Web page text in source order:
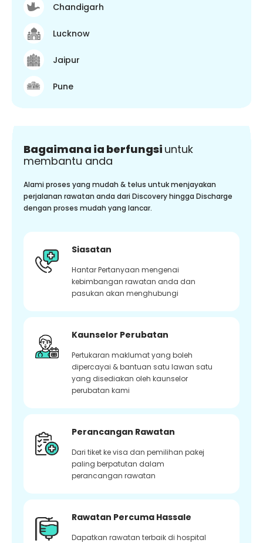
Chandigarh
Lucknow
Jaipur
Pune
Bagaimana ia berfungsi untuk
membantu anda
Alami proses yang mudah & telus untuk menjayakan
perjalanan rawatan anda dari Discovery hingga Discharge
dengan proses mudah yang lancar.
Siasatan
Hantar Pertanyaan mengenai
kebimbangan rawatan anda dan
pasukan akan menghubungi
Kaunselor Perubatan
Pertukaran maklumat yang boleh
dipercayai & bantuan satu lawan satu
yang disediakan oleh kaunselor
perubatan kami
Perancangan Rawatan
Dari tiket ke visa dan pemilihan pakej
paling berpatutan dalam
perancangan rawatan
Rawatan Percuma Hassale
Dapatkan rawatan terbaik di hospital